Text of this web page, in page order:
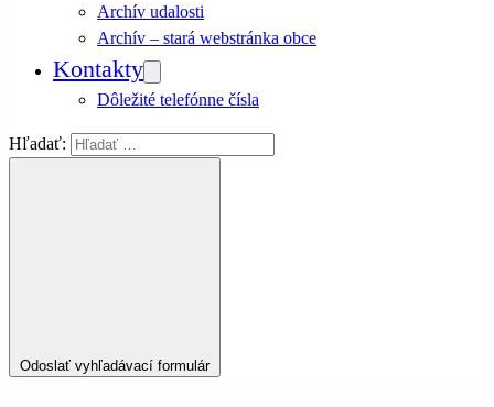
Archív udalosti
Archív – stará webstránka obce
Kontakty
Dôležité telefónne čísla
Hľadať:
Odoslať vyhľadávací formulár